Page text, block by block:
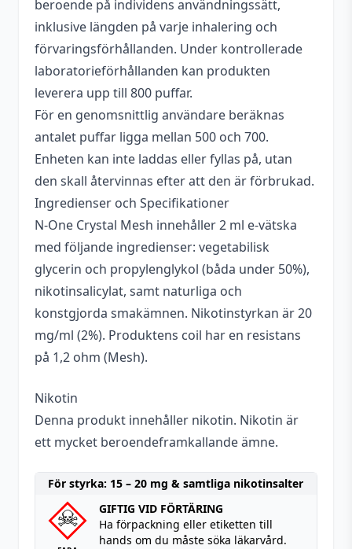
beroende på individens användningssätt,
inklusive längden på varje inhalering och
förvaringsförhållanden. Under kontrollerade
laboratorieförhållanden kan produkten
leverera upp till 800 puffar.
För en genomsnittlig användare beräknas
antalet puffar ligga mellan 500 och 700.
Enheten kan inte laddas eller fyllas på, utan
den skall återvinnas efter att den är förbrukad.
Ingredienser och Specifikationer
N-One Crystal Mesh innehåller 2 ml e-vätska
med följande ingredienser: vegetabilisk
glycerin och propylenglykol (båda under 50%),
nikotinsalicylat, samt naturliga och
konstgjorda smakämnen. Nikotinstyrkan är 20
mg/ml (2%). Produktens coil har en resistans
på 1,2 ohm (Mesh).
Nikotin
Denna produkt innehåller nikotin. Nikotin är
ett mycket beroendeframkallande ämne.
För styrka: 15 – 20 mg & samtliga nikotinsalter
GIFTIG VID FÖRTÄRING
Ha förpackning eller etiketten till
hands om du måste söka läkarvård.